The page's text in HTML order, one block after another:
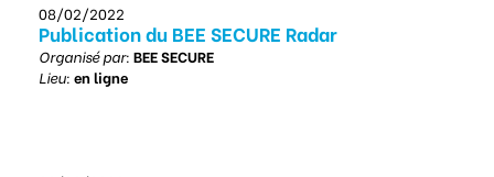
08/02/2022
Publication du BEE SECURE Radar
Organisé par: BEE SECURE
Lieu: en ligne